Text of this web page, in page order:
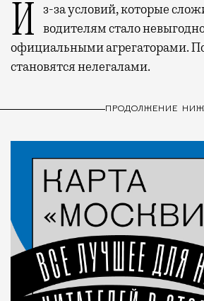
Из-за условий, которые сложились на рынке, водителям стало
официальными агрегаторами.
становятся нелегалами.
ПРОДОЛЖЕНИЕ